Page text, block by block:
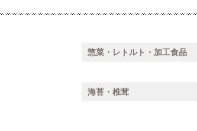
惣菜・レトルト・加工食品
海苔・椎茸